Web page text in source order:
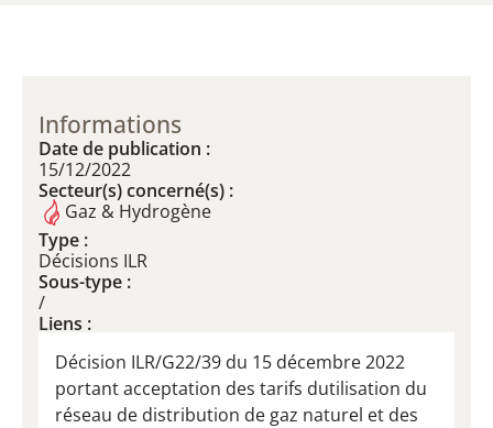
Informations
Date de publication :
15/12/2022
Secteur(s) concerné(s) :
Gaz & Hydrogène
Type :
Décisions ILR
Sous-type :
/
Liens :
Décision ILR/G22/39 du 15 décembre 2022
portant acceptation des tarifs dutilisation du
réseau de distribution de gaz naturel et des